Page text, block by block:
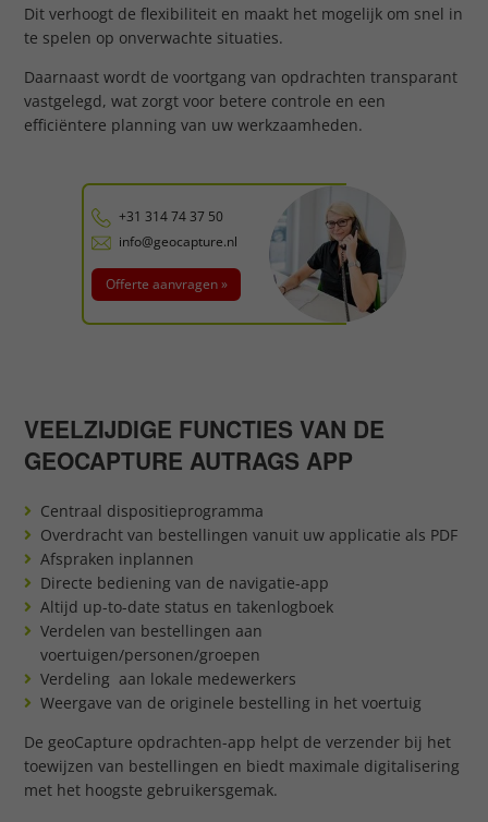
+31 314 74 37 50
info@geocapture.nl
Offerte aanvragen »
Dit verhoogt de flexibiliteit en maakt het mogelijk om snel in
te spelen op onverwachte situaties.
Daarnaast wordt de voortgang van opdrachten transparant
vastgelegd, wat zorgt voor betere controle en een
efficiëntere planning van uw werkzaamheden.
VEELZIJDIGE FUNCTIES VAN DE
GEOCAPTURE AUTRAGS APP
Centraal dispositieprogramma
Overdracht van bestellingen vanuit uw applicatie als PDF
Afspraken inplannen
Directe bediening van de navigatie-app
Altijd up-to-date status en takenlogboek
Verdelen van bestellingen aan
voertuigen/personen/groepen
Verdeling aan lokale medewerkers
Weergave van de originele bestelling in het voertuig
De geoCapture opdrachten-app helpt de verzender bij het
toewijzen van bestellingen en biedt maximale digitalisering
met het hoogste gebruikersgemak.